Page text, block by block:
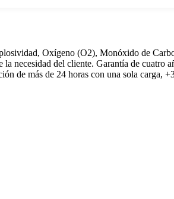
Oxígeno (O2), Monóxido de
necesidad del cliente. Garantía de
de más de 24 horas con una sola carga,